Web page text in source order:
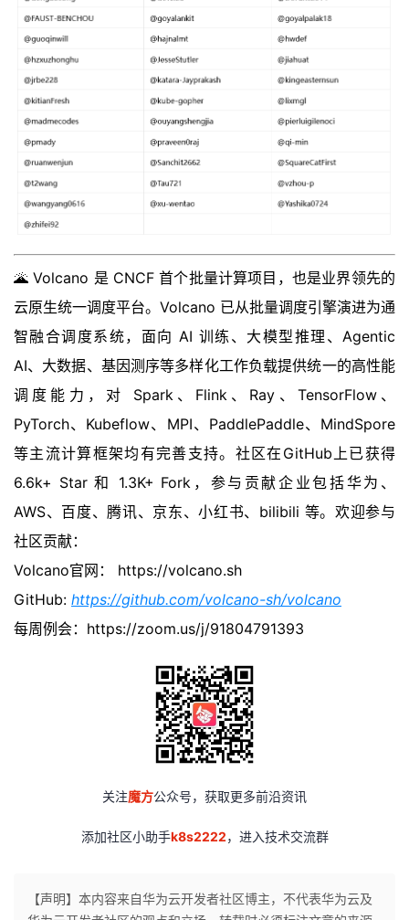
🌋 Volcano 是 CNCF 首个批量计算项目，也是业界领先的
云原生统一调度平台。Volcano 已从批量调度引擎演进为通
智融合调度系统，面向 AI 训练、大模型推理、Agentic
AI、大数据、基因测序等多样化工作负载提供统一的高性能
调度能力，对 Spark、Flink、Ray、TensorFlow、
PyTorch、Kubeflow、MPI、PaddlePaddle、MindSpore
等主流计算框架均有完善支持。社区在GitHub上已获得
6.6k+ Star 和 1.3K+ Fork，参与贡献企业包括华为、
AWS、百度、腾讯、京东、小红书、bilibili 等。欢迎参与
社区贡献：
Volcano官网：
https://volcano.sh
GitHub: https://github.com/volcano-sh/volcano
每周例会： https://zoom.us/j/91804791393
关注魔方公众号，获取更多前沿资讯
添加社区小助手k8s2222，进入技术交流群
【声明】本内容来自华为云开发者社区博主，不代表华为云及